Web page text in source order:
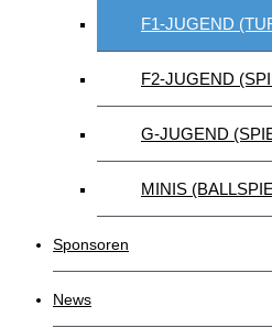
F1-JUGEND
F2-JUGEND
G-JUGEND
MINIS
Sponsoren
News